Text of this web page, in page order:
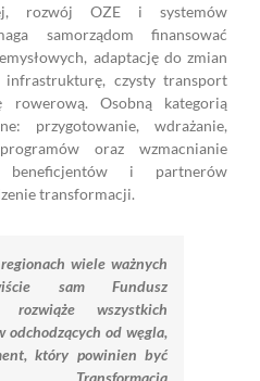
rozwój OZE i systemów
samorządom finansować
adaptację do zmian
czysty transport
Osobną kategorią
przygotowanie, wdrażanie,
oraz wzmacnianie
beneficjentów i partnerów
transformacji.
wiele ważnych
sam Fundusz
rozwiąże wszystkich
odchodzących od węgla,
który powinien być